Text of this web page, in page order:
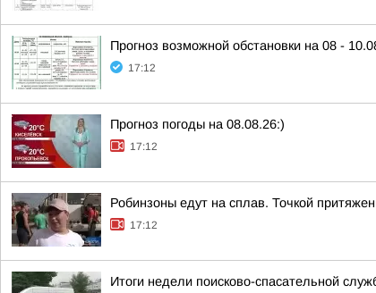
Прогноз возможной обстановки на 08 -
17:12
Прогноз погоды на 08.08.26:)
17:12
Робинзоны едут на сплав. Точкой
17:12
Итоги недели поисково-спасательной